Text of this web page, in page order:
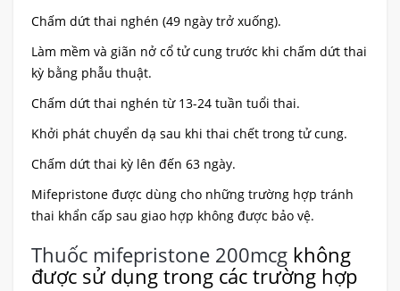
Chấm dứt thai nghén (49 ngày trở xuống).
Làm mềm và giãn nở cổ tử cung trước khi chấm dứt thai
kỳ bằng phẫu thuật.
Chấm dứt thai nghén từ 13-24 tuần tuổi thai.
Khởi phát chuyển dạ sau khi thai chết trong tử cung.
Chấm dứt thai kỳ lên đến 63 ngày.
Mifepristone được dùng cho những trường hợp tránh
thai khẩn cấp sau giao hợp không được bảo vệ.
Thuốc mifepristone 200mcg không
được sử dụng trong các trường hợp